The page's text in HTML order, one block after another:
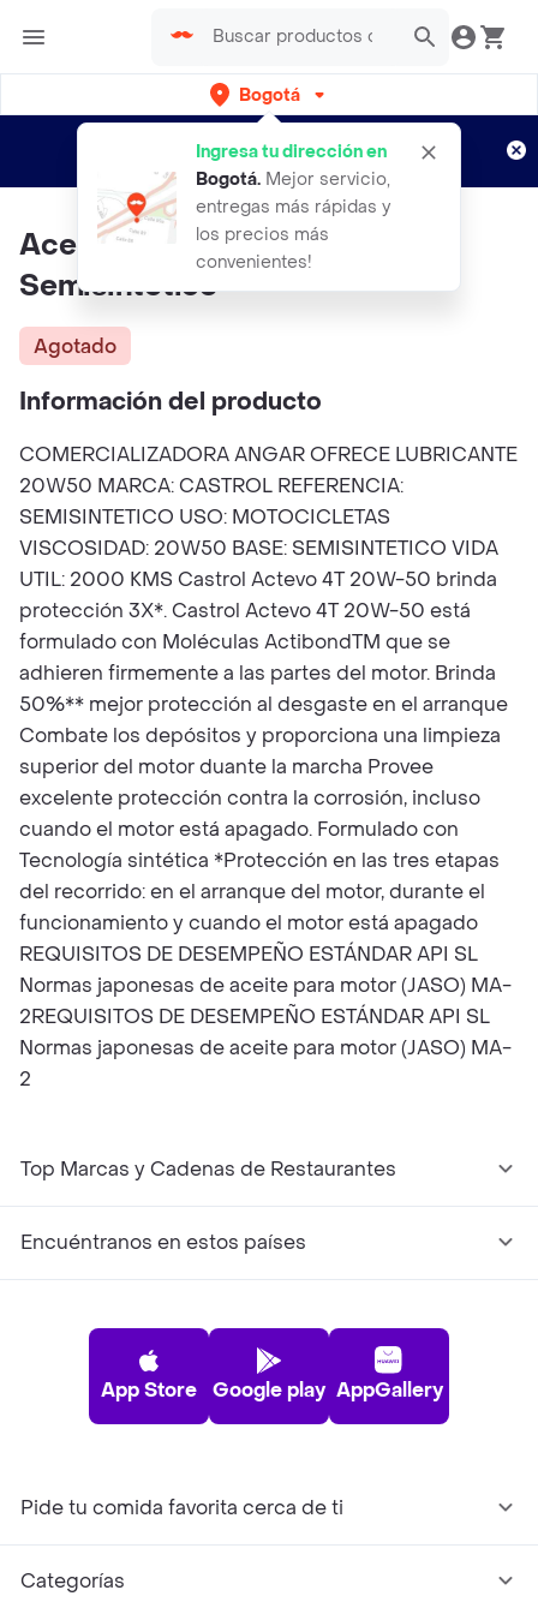
Bogotá
Ingresa tu dirección en
Bogotá. Mejor servicio,
entregas más rápidas y
los precios más
convenientes!
envíos gratis por semanas
Aplican TyC
Aceite Castrol Moto 20w50
Semisintetico
Agotado
Información del producto
COMERCIALIZADORA ANGAR OFRECE LUBRICANTE
20W50 MARCA: CASTROL REFERENCIA:
SEMISINTETICO USO: MOTOCICLETAS
VISCOSIDAD: 20W50 BASE: SEMISINTETICO VIDA
UTIL: 2000 KMS Castrol Actevo 4T 20W-50 brinda
protección 3X*. Castrol Actevo 4T 20W-50 está
formulado con Moléculas ActibondTM que se
adhieren firmemente a las partes del motor. Brinda
50%** mejor protección al desgaste en el arranque
Combate los depósitos y proporciona una limpieza
superior del motor duante la marcha Provee
excelente protección contra la corrosión, incluso
cuando el motor está apagado. Formulado con
Tecnología sintética *Protección en las tres etapas
del recorrido: en el arranque del motor, durante el
funcionamiento y cuando el motor está apagado
REQUISITOS DE DESEMPEÑO ESTÁNDAR API SL
Normas japonesas de aceite para motor (JASO) MA-
2REQUISITOS DE DESEMPEÑO ESTÁNDAR API SL
Normas japonesas de aceite para motor (JASO) MA-
2
Top Marcas y Cadenas de Restaurantes
Encuéntranos en estos países
App Store Google play AppGallery
Pide tu comida favorita cerca de ti
Categorías